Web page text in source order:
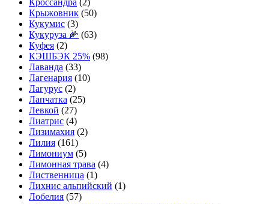
Кроссандра (2)
Крыжовник (50)
Кукумис (3)
Кукуруза 🌽 (63)
Куфея (2)
КЭШБЭК 25% (98)
Лаванда (33)
Лагенария (10)
Лагурус (2)
Лапчатка (25)
Левкой (27)
Лиатрис (4)
Лизимахия (2)
Лилия (161)
Лимониум (5)
Лимонная трава (4)
Лиственница (1)
Лихнис альпийский (1)
Лобелия (57)